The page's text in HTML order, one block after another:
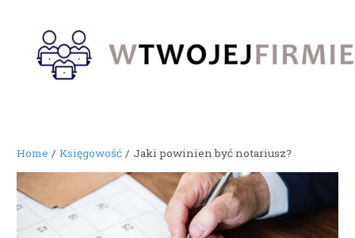
content
Home Księgowość Jaki powinien być notariusz?